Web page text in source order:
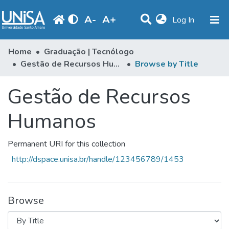
A- A+ Log In (current)
Communities & Collections
Produção Docente
Library
Home
Graduação | Tecnólogo
Gestão de Recursos Humanos
Browse by Title
Gestão de Recursos
Humanos
Permanent URI for this collection
http://dspace.unisa.br/handle/123456789/1453
Browse